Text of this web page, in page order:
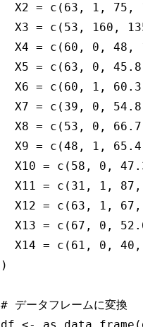
X2 = c(63, 1, 75,
X3 = c(53, 160,
X4 = c(60, 0, 48,
X5 = c(63, 0,
X6 = c(60, 1,
X7 = c(39, 0,
X8 = c(53, 0,
X9 = c(48, 1,
X10 = c(58, 0,
X11 = c(31, 1,
X12 = c(63, 1,
X13 = c(67, 0,
X14 = c(61, 0,
)
# データフレームに変換